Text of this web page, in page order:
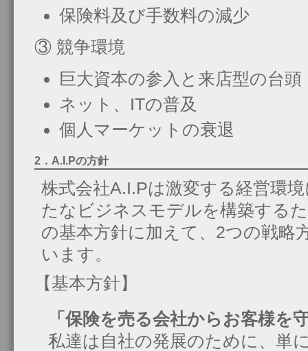
保険料及び手数料の減少
③ 競争環境
巨大資本の参入と来店型の台頭
ネット、ITの普及
個人マーケットの衰退
2．A.I.Pの方針
株式会社A.I.Pは激変する経営環
たなビジネスモデルを構築する
の基本方針に加えて、2つの戦略
います。
【基本方針】
「保険を売る会社からお客様を
私達は自社の発展のために、単